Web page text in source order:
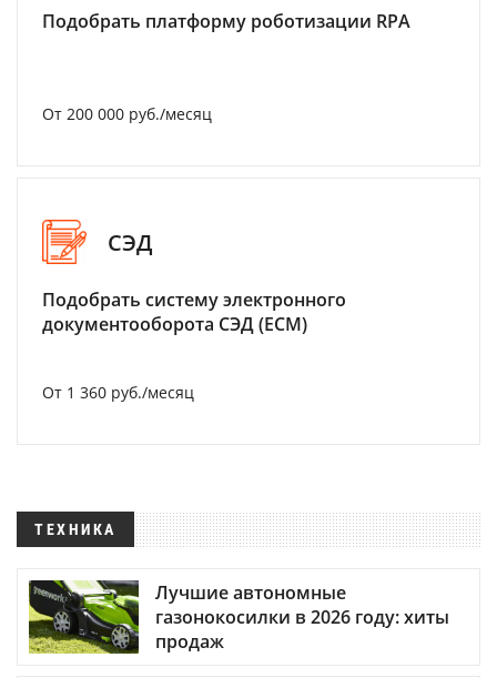
Подобрать платформу роботизации RPA
От 200 000 руб./месяц
СЭД
Подобрать систему электронного
документооборота СЭД (ECM)
От 1 360 руб./месяц
ТЕХНИКА
Лучшие автономные
газонокосилки в 2026 году: хиты
продаж